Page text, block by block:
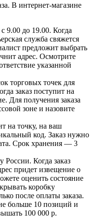
В интернет-магазине
с 9.00 до 19.00. Когда
служба свяжется
предложит выбрать
адрес. Осмотрите
указанной
торговых точек для
заказ поступит на
Для получения заказа
зоне и назовите
на точку, на ваш
код. Заказ нужно
Срок хранения — 3
России. Когда заказ
придет извещение о
оценить состояние
коробку
после оплаты заказа.
больше 10 позиций и
100 000 р.